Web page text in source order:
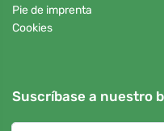
Pie de imprenta
Cookies
Suscríbase a nuestro